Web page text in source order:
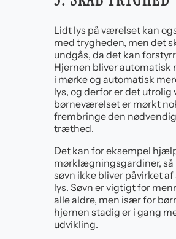
Lidt lys på værelset kan
med trygheden, men det
undgås, da det kan
Hjernen bliver
i mørke og automatisk
lys, og derfor er det utrolig
børneværelset er mørkt
frembringe den
træthed.
Det kan for eksempel
mørklægningsgardiner, så
søvn ikke bliver påvirket af
lys. Søvn er vigtigt for
alle aldre, men især for
hjernen stadig er i gang
udvikling.